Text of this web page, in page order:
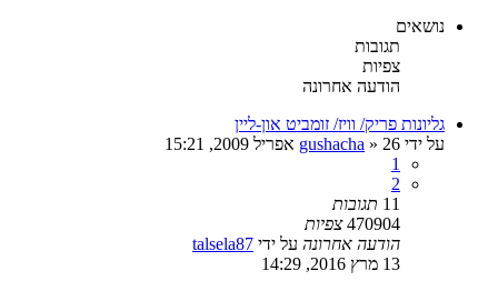
נושאים
תגובות
צפיות
הודעה אחרונה
גליונות פריק/ וויז/ זומביט און-ליין
על ידי
gushacha » 26 אפריל 2009, 15:21
1
2
11 תגובות
470904 צפיות
הודעה אחרונה על ידי talsela87
13 מרץ 2016, 14:29